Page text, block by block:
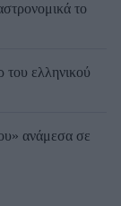
το
του ελληνικού
ανάμεσα σε